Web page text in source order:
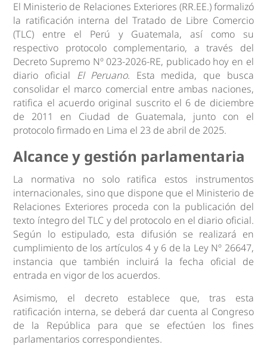
El Ministerio de Relaciones Exteriores (RR.EE.) formalizó
la ratificación interna del Tratado de Libre Comercio
(TLC) entre el Perú y Guatemala, así como su
respectivo protocolo complementario, a través del
Decreto Supremo Nº 023-2026-RE, publicado hoy en el
diario oficial El Peruano. Esta medida, que busca
consolidar el marco comercial entre ambas naciones,
ratifica el acuerdo original suscrito el 6 de diciembre
de 2011 en Ciudad de Guatemala, junto con el
protocolo firmado en Lima el 23 de abril de 2025.
Alcance y gestión parlamentaria
La normativa no solo ratifica estos instrumentos
internacionales, sino que dispone que el Ministerio de
Relaciones Exteriores proceda con la publicación del
texto íntegro del TLC y del protocolo en el diario oficial.
Según lo estipulado, esta difusión se realizará en
cumplimiento de los artículos 4 y 6 de la Ley Nº 26647,
instancia que también incluirá la fecha oficial de
entrada en vigor de los acuerdos.
Asimismo, el decreto establece que, tras esta
ratificación interna, se deberá dar cuenta al Congreso
de la República para que se efectúen los fines
parlamentarios correspondientes.